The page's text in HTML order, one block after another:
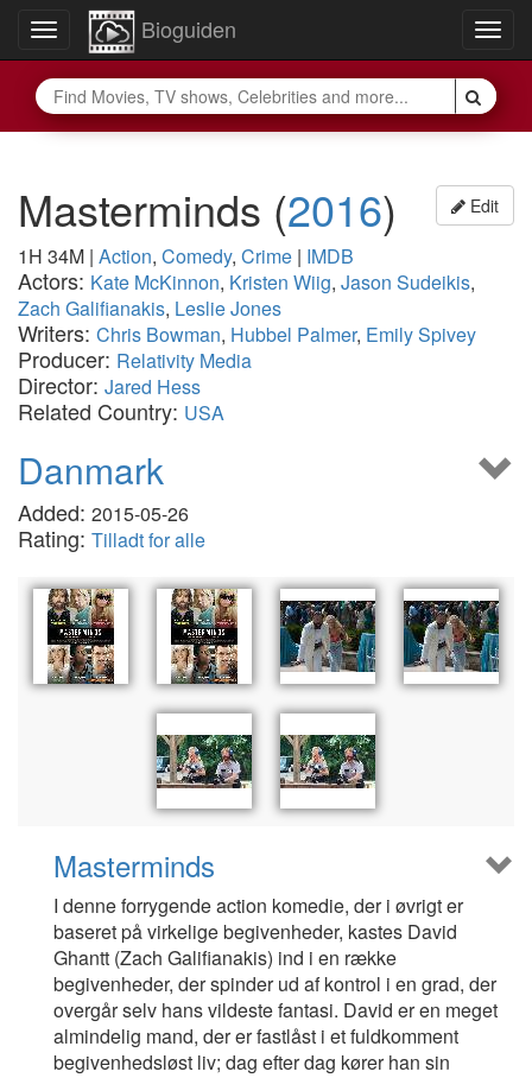
Toggle
navigation
Bioguiden
Edit
Masterminds (2016)
1H 34M | Action, Comedy, Crime | IMDB
Actors: Kate McKinnon, Kristen Wiig, Jason Sudeikis,
Zach Galifianakis, Leslie Jones
Writers: Chris Bowman, Hubbel Palmer, Emily Spivey
Producer: Relativity Media
Director: Jared Hess
Related Country: USA
Danmark
Added: 2015-05-26
Rating: Tilladt for alle
Masterminds
I denne forrygende action komedie, der i øvrigt er
baseret på virkelige begivenheder, kastes David
Ghantt (Zach Galifianakis) ind i en række
begivenheder, der spinder ud af kontrol i en grad, der
overgår selv hans vildeste fantasi. David er en meget
almindelig mand, der er fastlåst i et fuldkomment
begivenhedsløst liv; dag efter dag kører han sin